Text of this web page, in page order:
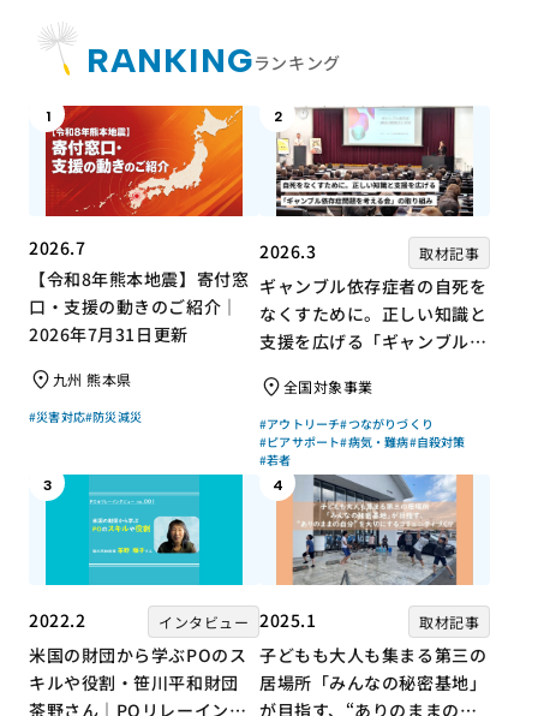
RANKINGランキング
1
2026.7
【令和8年熊本地震】寄付窓
口・支援の動きのご紹介｜
2026年7月31日更新
九州 熊本県
#災害対応#防災減災
2
2026.3 取材記事
ギャンブル依存症者の自死を
なくすために。正しい知識と
支援を広げる「ギャンブル依
組み全国対象事業
#アウトリーチ#つながりづくり
#ピアサポート#病気・難病#自殺対策
#若者
3
2022.2 インタビュー
米国の財団から学ぶPOのス
キルや役割・笹川平和財団
茶野さん｜POリレーインタ
4
2025.1 取材記事
子どもも大人も集まる第三の
居場所「みんなの秘密基地」
が目指す、“ありのままの自